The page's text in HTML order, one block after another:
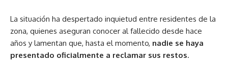
La situación ha despertado inquietud entre residentes de la
zona, quienes aseguran conocer al fallecido desde hace
años y lamentan que, hasta el momento, nadie se haya
presentado oficialmente a reclamar sus restos.